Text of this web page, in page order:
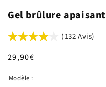
Gel brûlure
(132 Avis)
Prix
29,90€
Modèle :